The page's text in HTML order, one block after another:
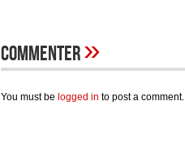
Commenter»
You must be logged in to post a comment.